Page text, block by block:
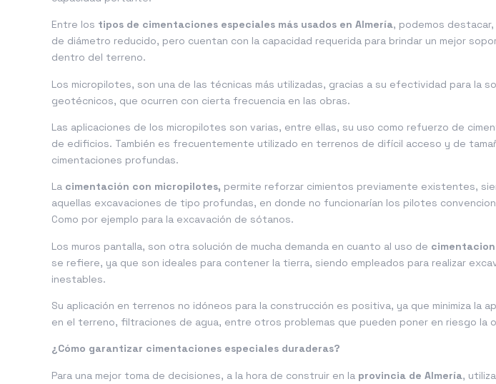
Entre los tipos de cimentaciones especiales más usados en Almería, podemos
de diámetro reducido, pero cuentan con la capacidad requerida para brindar un mejor
dentro del terreno.
Los micropilotes, son una de las técnicas más utilizadas, gracias a su efectividad para la
geotécnicos, que ocurren con cierta frecuencia en las obras.
Las aplicaciones de los micropilotes son varias, entre ellas, su uso como refuerzo de
de edificios. También es frecuentemente utilizado en terrenos de difícil acceso y de
cimentaciones profundas.
La cimentación con micropilotes, permite reforzar cimientos previamente existentes,
aquellas excavaciones de tipo profundas, en donde no funcionarían los pilotes
Como por ejemplo para la excavación de sótanos.
Los muros pantalla, son otra solución de mucha demanda en cuanto al uso de
se refiere, ya que son ideales para contener la tierra, siendo empleados para realizar
inestables.
Su aplicación en terrenos no idóneos para la construcción es positiva, ya que minimiza la
en el terreno, filtraciones de agua, entre otros problemas que pueden poner en riesgo la
¿Cómo garantizar cimentaciones especiales duraderas?
Para una mejor toma de decisiones, a la hora de construir en la provincia de Almería,